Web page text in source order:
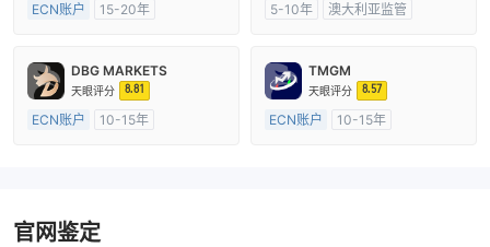
ECN账户
15-20年
主标MT4
5-10年
澳大利亚监管
DBG MARKETS
天眼评分 8.81
ECN账户
10-15年
TMGM
天眼评分 8.57
ECN账户
10-15年
官网鉴定